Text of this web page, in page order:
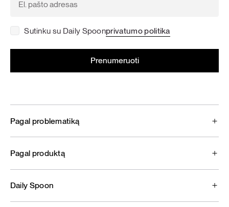
Sutinku su Daily Spoonprivatumo politika
Pagal problematiką
Pagal produktą
Daily Spoon